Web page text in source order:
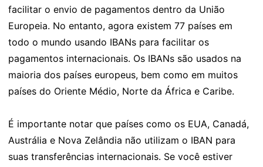
facilitar o envio de pagamentos dentro da União
Europeia. No entanto, agora existem 77 países em
todo o mundo usando IBANs para facilitar os
pagamentos internacionais. Os IBANs são usados na
maioria dos países europeus, bem como em muitos
países do Oriente Médio, Norte da África e Caribe.
É importante notar que países como os EUA, Canadá,
Austrália e Nova Zelândia não utilizam o IBAN para
suas transferências internacionais. Se você estiver